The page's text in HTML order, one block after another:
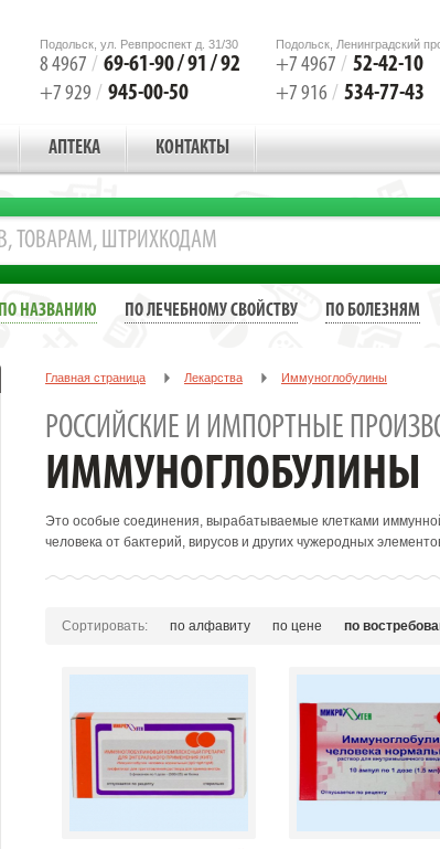
Подольск, ул. Ревпроспект д. 31/30
8 4967 / 69-61-90 / 91 / 92
+7 929 / 945-00-50
Подольск, Ленинградский
+7 4967 / 52-42-10
+7 916 / 534-77-43
АПТЕКА КОНТАКТЫ
ПО НАЗВАНИЮ ПО ЛЕЧЕБНОМУ СВОЙСТВУ ПО БОЛЕЗНЯМ
Главная страница Лекарства Иммуноглобулины
РОССИЙСКИЕ И ИМПОРТНЫЕ
ИММУНОГЛОБУЛИНЫ
Это особые соединения, вырабатываемые клетками
человека от бактерий, вирусов и других чужеродных
Сортировать: по алфавиту по цене по